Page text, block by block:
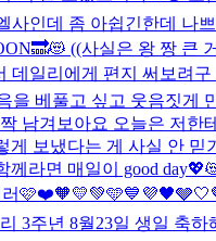
인데 좀 아쉽긴한데 나
((사실은 왕 짱 큰
일리에게 편지 써보려
베풀고 싶고 웃음짓게
남겨보아요 오늘은 저
보냈다는 게 사실 안
께라면 매일이 good
러
3주년 8월23일 생일 축